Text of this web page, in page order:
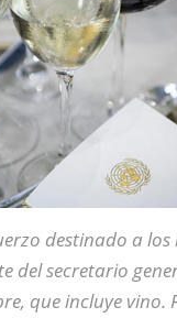
destinado a los
del secretario
que incluye vino.